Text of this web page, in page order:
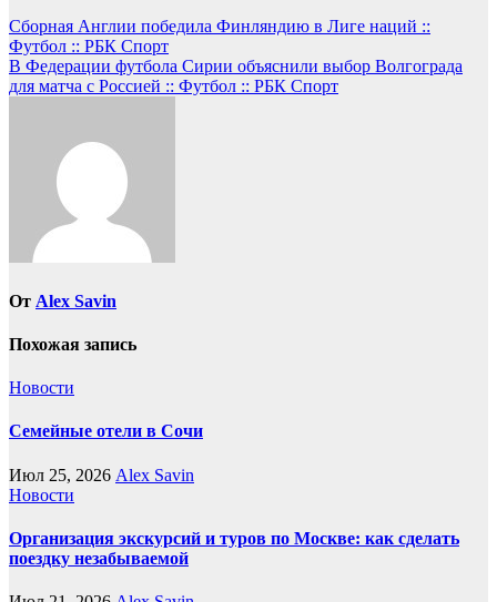
Навигация
по
записям
Сборная Англии победила Финляндию в Лиге наций ::
Футбол :: РБК Спорт
В Федерации футбола Сирии объяснили выбор Волгограда
для матча с Россией :: Футбол :: РБК Спорт
От Alex Savin
Похожая запись
Новости
Семейные отели в Сочи
Июл 25, 2026 Alex Savin
Новости
Организация экскурсий и туров по Москве: как сделать
поездку незабываемой